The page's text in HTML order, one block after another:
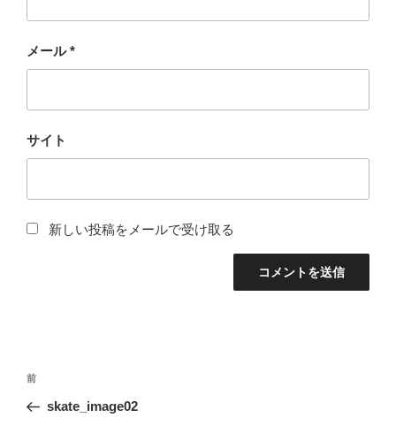
メール*
サイト
新しい投稿をメールで受け取る
投
ナ
過
去
前
skate_image02